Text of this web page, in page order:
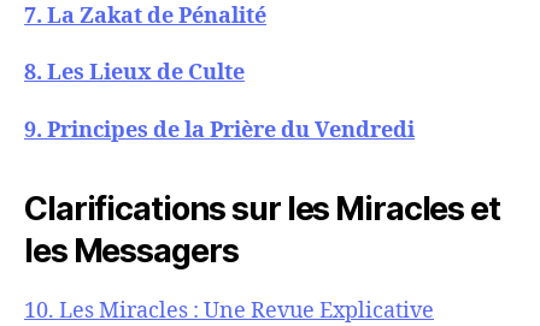
7. La Zakat de Pénalité
8. Les Lieux de Culte
9. Principes de la Prière du Vendredi
Clarifications sur les Miracles et
les Messagers
10. Les Miracles : Une Revue Explicative